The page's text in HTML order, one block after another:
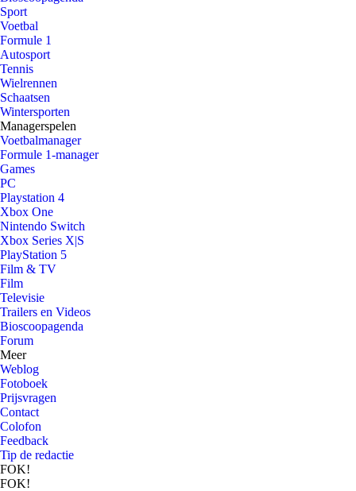
Sport
Voetbal
Formule 1
Autosport
Tennis
Wielrennen
Schaatsen
Wintersporten
Managerspelen
Voetbalmanager
Formule 1-manager
Games
PC
Playstation 4
Xbox One
Nintendo Switch
Xbox Series X|S
PlayStation 5
Film & TV
Film
Televisie
Trailers en Videos
Bioscoopagenda
Forum
Meer
Weblog
Fotoboek
Prijsvragen
Contact
Colofon
Feedback
Tip de redactie
FOK!
FOK!